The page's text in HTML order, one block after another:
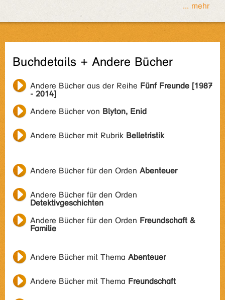
... mehr
Buchdetails + Andere Bücher
Andere Bücher aus der Reihe Fünf Freunde [1987
- 2014]
Andere Bücher von Blyton, Enid
Andere Bücher mit Rubrik Belletristik
Andere Bücher für den Orden Abenteuer
Andere Bücher für den Orden
Detektivgeschichten
Andere Bücher für den Orden Freundschaft &
Familie
Andere Bücher mit Thema Abenteuer
Andere Bücher mit Thema Freundschaft